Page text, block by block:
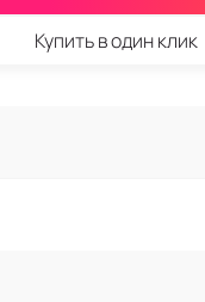
Купить в один клик